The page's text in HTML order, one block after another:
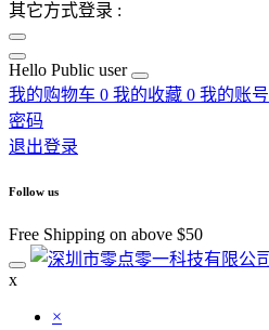
其它方式登录 :
Hello Public user
我的购物车 0 我的收藏 0 我的账号
密码
退出登录
Follow us
Free Shipping on above $50
x
×